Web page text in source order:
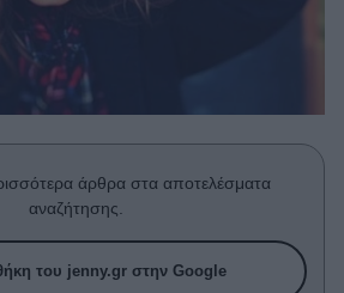
άρθρα στα αποτελέσματα
αναζήτησης.
του jenny.gr στην Google